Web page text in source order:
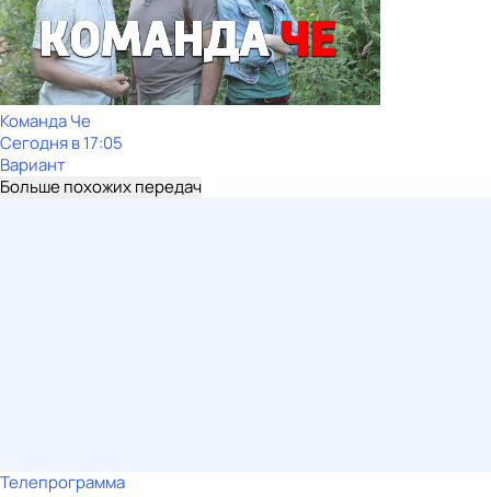
Команда Че
Сегодня в 17:05
Вариант
Больше похожих передач
Телепрограмма